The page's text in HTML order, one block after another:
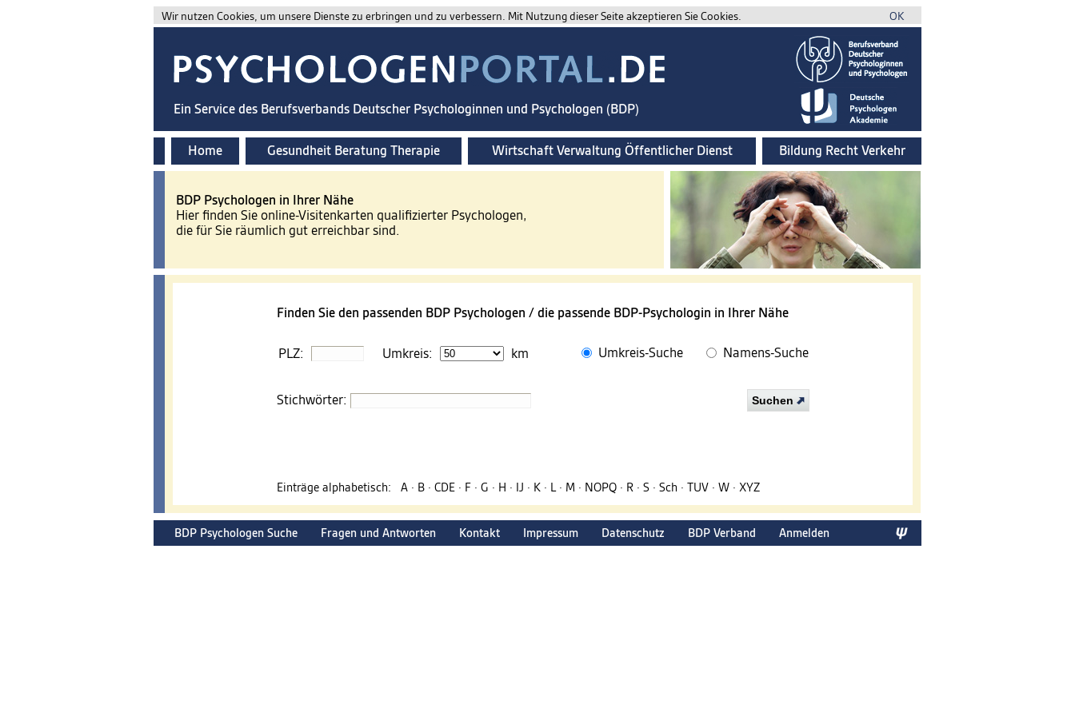
Wir nutzen Cookies, um unsere Dienste zu erbringen und zu verbessern. Mit Nutzung dieser Seite akzeptieren Sie Cookies. OK
Ein Service des Berufsverbands Deutscher Psychologinnen und Psychologen (BDP)
Home Gesundheit Beratung Therapie Wirtschaft Verwaltung Öffentlicher Dienst Bildung Recht Verkehr
BDP Psychologen in Ihrer Nähe
Hier finden Sie online-Visitenkarten qualifizierter Psychologen,
die für Sie räumlich gut erreichbar sind.
Finden Sie den passenden BDP Psychologen / die passende BDP-Psychologin in Ihrer Nähe
PLZ: Umkreis: km Umkreis-Suche Namens-Suche
Stichwörter: Suchen
Einträge alphabetisch: A· B· CDE· F· G · H · IJ · K· L· M · NOPQ· R· S· Sch · TUV· W· XYZ
BDP Psychologen Suche Fragen und Antworten Kontakt Impressum Datenschutz BDP Verband Anmelden